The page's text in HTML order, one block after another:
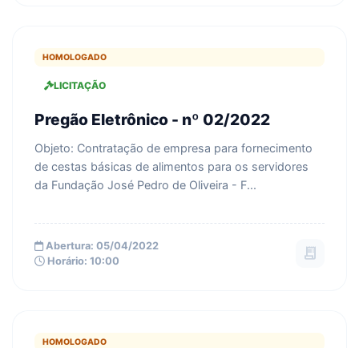
HOMOLOGADO
LICITAÇÃO
Pregão Eletrônico - nº 02/2022
Objeto: Contratação de empresa para fornecimento
de cestas básicas de alimentos para os servidores
da Fundação José Pedro de Oliveira - F...
Abertura: 05/04/2022
Horário: 10:00
receipt_long
HOMOLOGADO